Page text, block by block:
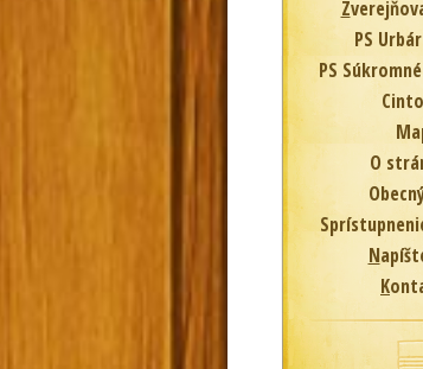
Z
PS
PS
O
N
K